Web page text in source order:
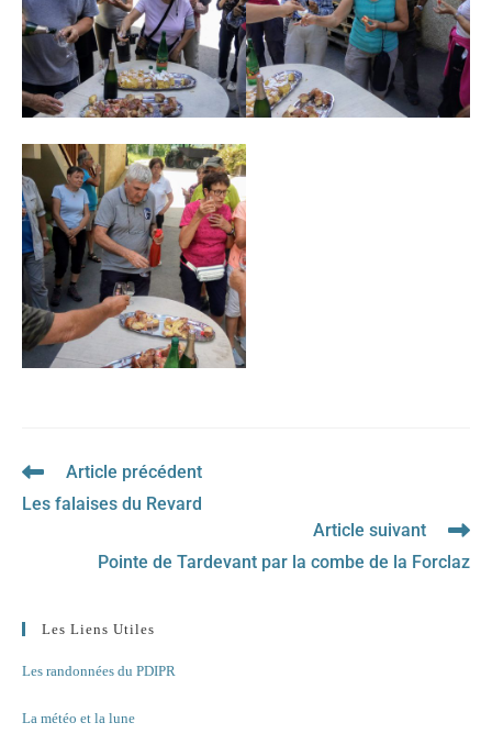
Read
articles
Article précédent
Les falaises du Revard
Article suivant
Pointe de Tardevant par la combe de la Forclaz
Les Liens Utiles
Les randonnées du PDIPR
La météo et la lune